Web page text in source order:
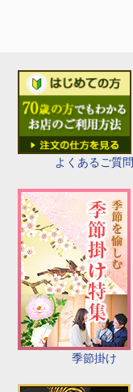
よくあるご質問
季節掛け